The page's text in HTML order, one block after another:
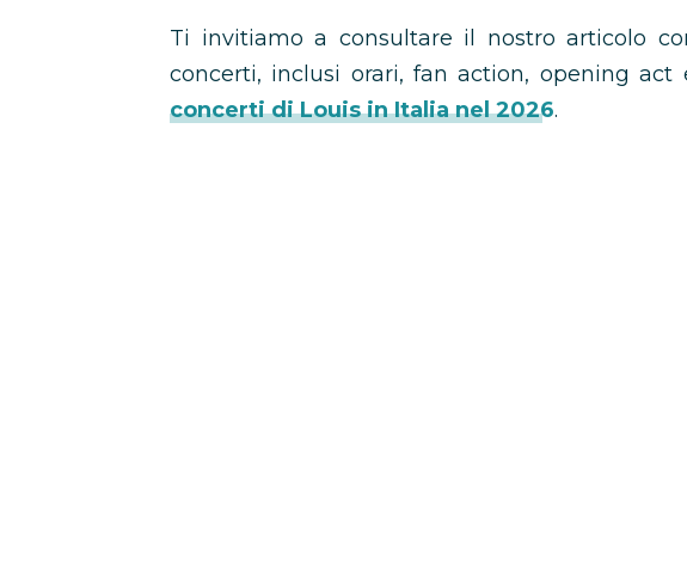
Ti invitiamo a consultare il nostro articolo
concerti, inclusi orari, fan action, opening act
concerti di Louis in Italia nel 2026.